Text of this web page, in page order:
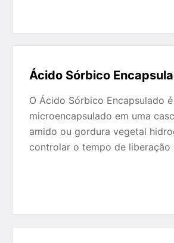
Ácido Sórbico
O Ácido Sórbico Encapsulado
microencapsulado em uma
amido ou gordura vegetal
controlar o tempo de liberação